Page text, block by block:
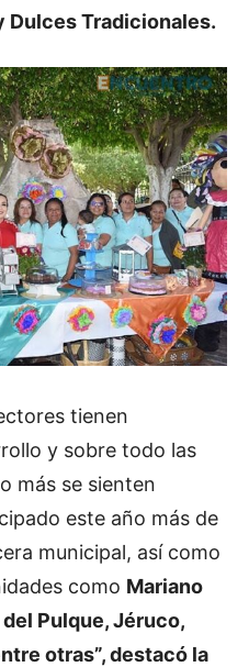
Dulces Tradicionales.
tienen
y sobre todo las
más se sienten
este año más de
municipal, así como
como Mariano
Pulque, Jéruco,
otras”, destacó la